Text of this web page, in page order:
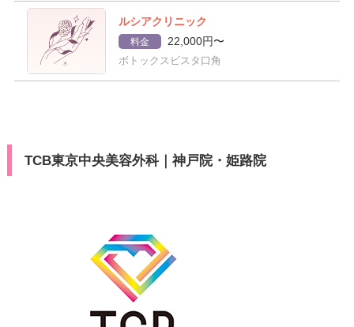
ルシアクリニック
料金 22,000円〜
ボトックスビスタ口角
TCB東京中央美容外科｜神戸院・姫路院